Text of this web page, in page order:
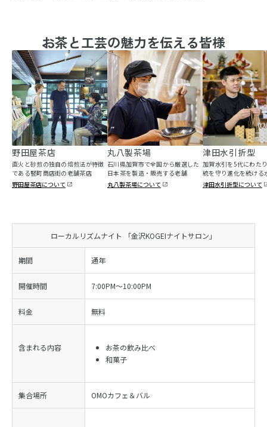
お茶と工芸の魅力を伝える皆様
野田屋茶店
直火と砂煎の独自の焙煎法が特徴
である竪町商店街の老舗茶店
野田屋茶店について
丸八製茶場
石川県加賀市で全国から厳選した
日本茶を製造・販売する老舗
丸八製茶場について
津田水引折型
加賀水引を5代にわた
統を守り進化を続ける
津田水引折型について
ローカルリズムナイト 「金沢KOGEIナイトサロン」
期間 通年
開催時間 7:00PM～10:00PM
料金 無料
含まれる内容
お茶の飲み比べ
和菓子
集合場所 OMOカフェ＆バル